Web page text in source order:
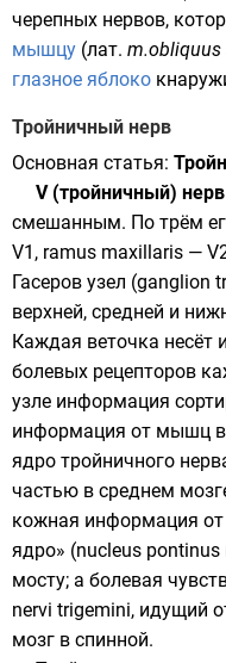
черепных нервов,
мышцу (лат. m.obliquus
глазное яблоко
Тройничный нерв
Основная статья:
V (тройничный) нерв
смешанным. По трём
V1, ramus maxillaris —
Гасеров узел
верхней, средней и
Каждая веточка
болевых рецепторов
узле информация
информация от мышц
ядро тройничного
частью в среднем
кожная информация от
ядро» (nucleus
мосту; а болевая
nervi trigemini, идущий
мозг в спинной.